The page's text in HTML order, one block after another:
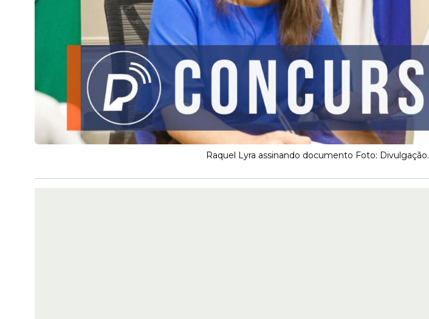
Raquel Lyra assinando documento Foto: Divulgação.